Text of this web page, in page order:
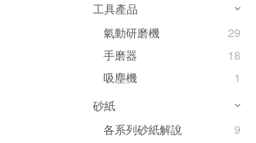
工具產品
氣動研磨機
29
手磨器
18
吸塵機
1
砂紙
各系列砂紙解說
9